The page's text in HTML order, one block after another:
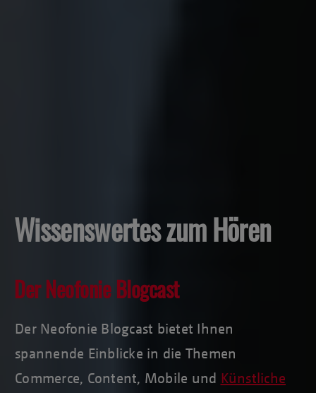
Wissenswertes zum Hören
Der Neofonie Blogcast
Der Neofonie Blogcast bietet Ihnen
spannende Einblicke in die Themen
Commerce, Content, Mobile und Künstliche